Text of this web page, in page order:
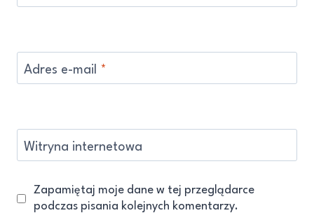
Adres e-mail *
Witryna internetowa
Zapamiętaj moje dane w tej przeglądarce
podczas pisania kolejnych komentarzy.